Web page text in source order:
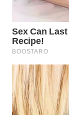
SUMEDANG
WN
CIANJUR
WN
KEPULAUAN
SERIBU